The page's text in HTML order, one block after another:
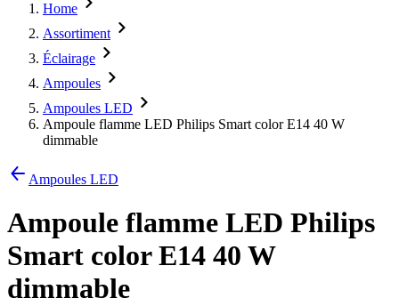
Home
Assortiment
Éclairage
Ampoules
Ampoules LED
Ampoule flamme LED Philips Smart color E14 40 W
dimmable
Ampoules LED
Ampoule flamme LED Philips
Smart color E14 40 W
dimmable